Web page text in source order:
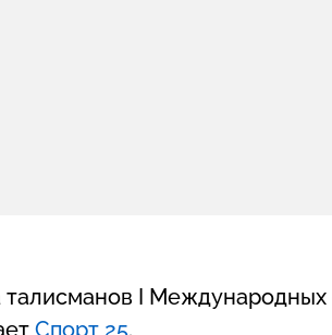
I Международных
Спорт 25.